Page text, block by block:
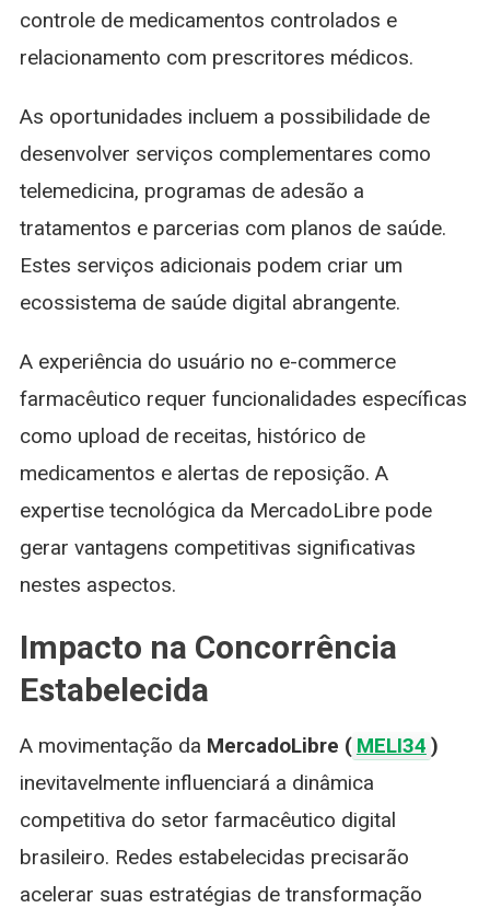
controle de medicamentos controlados e
relacionamento com prescritores médicos.
As oportunidades incluem a possibilidade de
desenvolver serviços complementares como
telemedicina, programas de adesão a
tratamentos e parcerias com planos de saúde.
Estes serviços adicionais podem criar um
ecossistema de saúde digital abrangente.
A experiência do usuário no e-commerce
farmacêutico requer funcionalidades específicas
como upload de receitas, histórico de
medicamentos e alertas de reposição. A
expertise tecnológica da MercadoLibre pode
gerar vantagens competitivas significativas
nestes aspectos.
Impacto na Concorrência
Estabelecida
A movimentação da MercadoLibre ( MELI34 )
inevitavelmente influenciará a dinâmica
competitiva do setor farmacêutico digital
brasileiro. Redes estabelecidas precisarão
acelerar suas estratégias de transformação